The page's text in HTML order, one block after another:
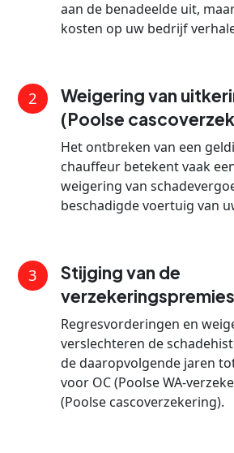
aan de benadeelde uit,
kosten op uw bedrijf
2
Weigering van
(Poolse
Het ontbreken van een
chauffeur betekent vaak
weigering van
beschadigde voertuig van
3
Stijging van de
verzekeringspremies
Regresvorderingen en
verslechteren de
de daaropvolgende jaren
voor OC (Poolse WA-
(Poolse cascoverzekering).